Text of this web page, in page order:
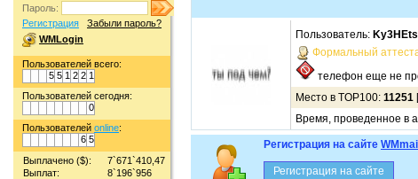
Пароль:
Регистрация
Забыли пароль?
WMLogin
Пользователей всего:
5 5 1 2 2 1
Пользователей сегодня:
0
Пользователей online:
6 5
Выплачено ($):
7`671`410,47
Выплат:
8`196`956
Пользователь: Ky3HEts
Формальный
телефон еще не
Место в TOP100: 11251
Время, проведенное в
Регистрация на сайте